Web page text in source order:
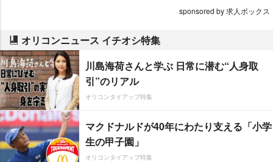
sponsored by 求人ボックス
オリコンニュース イチオシ特集
川島海荷さんと学ぶ 日常に潜む“人身取
引”のリアル
オリコンタイアップ特集
マクドナルドが40年にわたり支える「小学
生の甲子園」
オリコンタイアップ特集